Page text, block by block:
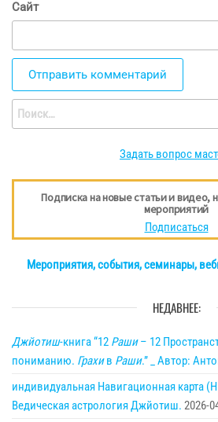
Сайт
Найти:
Задать вопрос
Подписка на новые статьи и видео,
мероприятий
Подписаться
Мероприятия, события, семинары,
НЕДАВНЕЕ:
Джйотиш-книга “12 Раши– 12
пониманию. Грахив Раши.” _ Автор:
индивидуальная Навигационная карта
Ведическая астрология Джйотиш. 2026-